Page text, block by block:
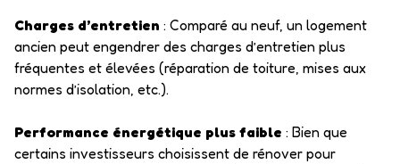
Charges d’entretien : Comparé au neuf, un logement
ancien peut engendrer des charges d’entretien plus
fréquentes et élevées (réparation de toiture, mises aux
normes d’isolation, etc.).
Performance énergétique plus faible : Bien que
certains investisseurs choisissent de rénover pour